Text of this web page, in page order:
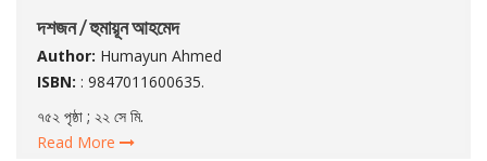
দশজন / হুমায়ূন আহমেদ
Author: Humayun Ahmed
ISBN: : 9847011600635.
৭৫২ পৃষ্ঠা ; ২২ সে মি.
Read More